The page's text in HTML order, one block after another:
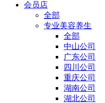
会员店
全部
专业美容养生
全部
中山公司
广东公司
四川公司
重庆公司
湖南公司
湖北公司